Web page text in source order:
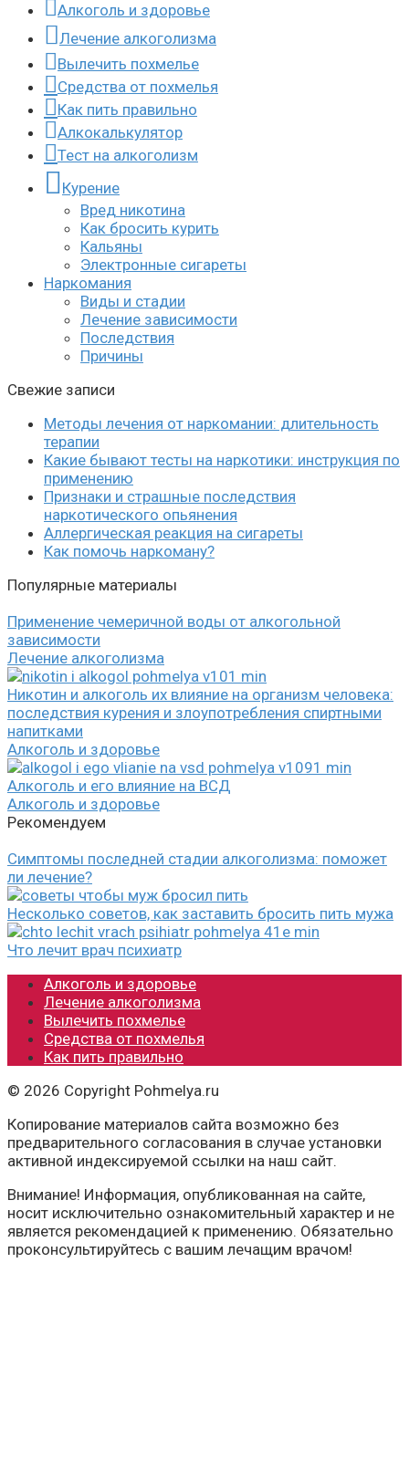
Алкоголь и здоровье
Лечение алкоголизма
Вылечить похмелье
Средства от похмелья
Как пить правильно
Алкокалькулятор
Тест на алкоголизм
Курение
Вред никотина
Как бросить курить
Кальяны
Электронные сигареты
Наркомания
Виды и стадии
Лечение зависимости
Последствия
Причины
Свежие записи
Методы лечения от наркомании: длительность
терапии
Какие бывают тесты на наркотики: инструкция по
применению
Признаки и страшные последствия
наркотического опьянения
Аллергическая реакция на сигареты
Как помочь наркоману?
Популярные материалы
Применение чемеричной воды от алкогольной
зависимости
Лечение алкоголизма
Никотин и алкоголь их влияние на организм человека:
последствия курения и злоупотребления спиртными
напитками
Алкоголь и здоровье
Алкоголь и его влияние на ВСД
Алкоголь и здоровье
Рекомендуем
Симптомы последней стадии алкоголизма: поможет
ли лечение?
Несколько советов, как заставить бросить пить мужа
Что лечит врач психиатр
Алкоголь и здоровье
Лечение алкоголизма
Вылечить похмелье
Средства от похмелья
Как пить правильно
© 2026 Copyright Pohmelya.ru
Копирование материалов сайта возможно без
предварительного согласования в случае установки
активной индексируемой ссылки на наш сайт.
Внимание! Информация, опубликованная на сайте,
носит исключительно ознакомительный характер и не
является рекомендацией к применению. Обязательно
проконсультируйтесь с вашим лечащим врачом!